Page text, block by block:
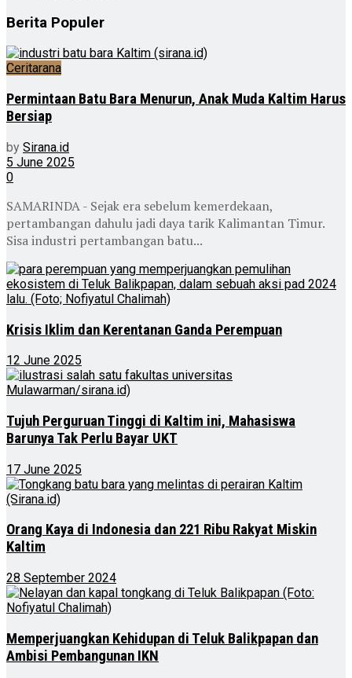
Berita Populer
Ceritarana
Permintaan Batu Bara Menurun, Anak Muda Kaltim Harus
Bersiap
by Sirana.id
5 June 2025
0
SAMARINDA - Sejak era sebelum kemerdekaan,
pertambangan dahulu jadi daya tarik Kalimantan Timur.
Sisa industri pertambangan batu...
Krisis Iklim dan Kerentanan Ganda Perempuan
12 June 2025
Tujuh Perguruan Tinggi di Kaltim ini, Mahasiswa
Barunya Tak Perlu Bayar UKT
17 June 2025
Orang Kaya di Indonesia dan 221 Ribu Rakyat Miskin
Kaltim
28 September 2024
Memperjuangkan Kehidupan di Teluk Balikpapan dan
Ambisi Pembangunan IKN